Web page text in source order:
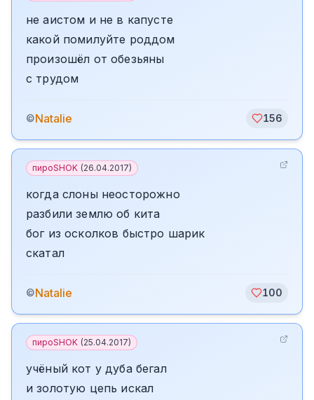
не аистом и не в капусте
какой помилуйте роддом
произошёл от обезьяны
с трудом
©Natalie 156
пироSHOK (26.04.2017)
когда слоны неосторожно
разбили землю об кита
бог из осколков быстро шарик
скатал
©Natalie 100
пироSHOK (25.04.2017)
учёный кот у дуба бегал
и золотую цепь искал